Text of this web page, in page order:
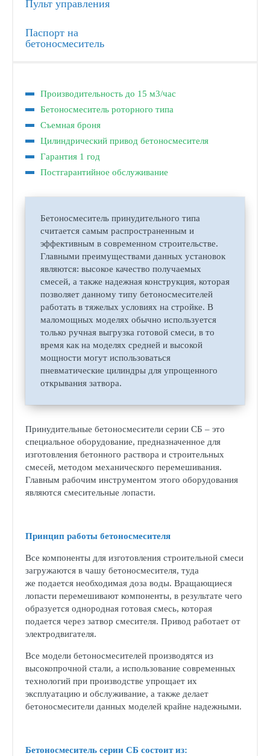
Пульт управления
Паспорт на
бетоносмеситель
Производительность до 15 м3/час
Бетоносмеситель роторного типа
Съемная броня
Цилиндрический привод бетоносмесителя
Гарантия 1 год
Постгарантийное обслуживание
Бетоносмеситель принудительного типа
считается самым распространенным и
эффективным в современном строительстве.
Главными преимуществами данных установок
являются: высокое качество получаемых
смесей, а также надежная конструкция, которая
позволяет данному типу бетоносмесителей
работать в тяжелых условиях на стройке. В
маломощных моделях обычно используется
только ручная выгрузка готовой смеси, в то
время как на моделях средней и высокой
мощности могут использоваться
пневматические цилиндры для упрощенного
открывания затвора.
Принудительные бетоносмесители серии СБ – это
специальное оборудование, предназначенное для
изготовления бетонного раствора и строительных
смесей, методом механического перемешивания.
Главным рабочим инструментом этого оборудования
являются смесительные лопасти.
Принцип работы бетоносмесителя
Все компоненты для изготовления строительной смеси
загружаются в чашу бетоносмесителя, туда
же подается необходимая доза воды. Вращающиеся
лопасти перемешивают компоненты, в результате чего
образуется однородная готовая смесь, которая
подается через затвор смесителя. Привод работает от
электродвигателя.
Все модели бетоносмесителей производятся из
высокопрочной стали, а использование современных
технологий при производстве упрощает их
эксплуатацию и обслуживание, а также делает
бетоносмесители данных моделей крайне надежными.
Бетоносмеситель серии СБ состоит из: